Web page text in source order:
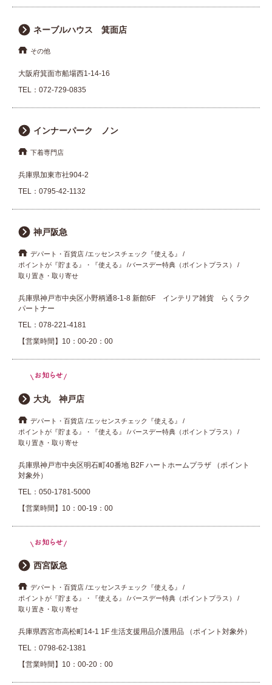
ネーブルハウス 箕面店
その他
大阪府箕面市船場西1-14-16
TEL： 072-729-0835
インナーパーク ノン
下着専門店
兵庫県加東市社904-2
TEL： 0795-42-1132
神戸阪急
デパート・百貨店 エッセンスチェック『使える』
ポイントが『貯まる』・『使える』
バースデー特典（ポイントプラス）
取り置き・取り寄せ
兵庫県神戸市中央区小野柄通8-1-8 新館6F インテリア雑貨 らくラク
パートナー
TEL： 078-221-4181
【営業時間】10：00-20：00
大丸 神戸店
デパート・百貨店 エッセンスチェック『使える』
ポイントが『貯まる』・『使える』
バースデー特典（ポイントプラス）
取り置き・取り寄せ
兵庫県神戸市中央区明石町40番地 B2F ハートホームプラザ （ポイント
対象外）
TEL： 050-1781-5000
【営業時間】10：00-19：00
西宮阪急
デパート・百貨店 エッセンスチェック『使える』
ポイントが『貯まる』・『使える』
バースデー特典（ポイントプラス）
取り置き・取り寄せ
兵庫県西宮市高松町14-1 1F 生活支援用品介護用品 （ポイント対象外）
TEL： 0798-62-1381
【営業時間】10：00-20：00